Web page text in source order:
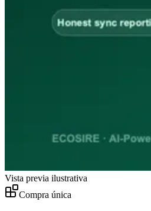
Vista previa ilustrativa
Compra única